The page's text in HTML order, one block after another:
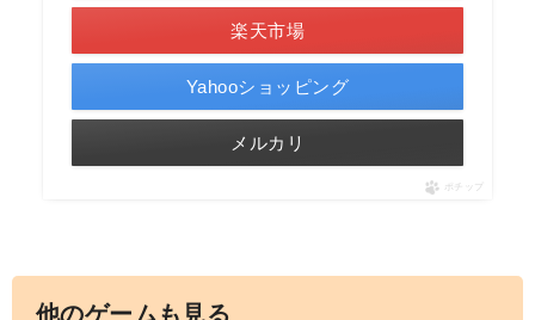
楽天市場
Yahooショッピング
メルカリ
ポチップ
他のゲームも見る